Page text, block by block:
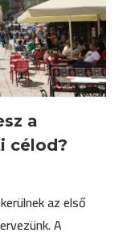
a
célod?
az első
A